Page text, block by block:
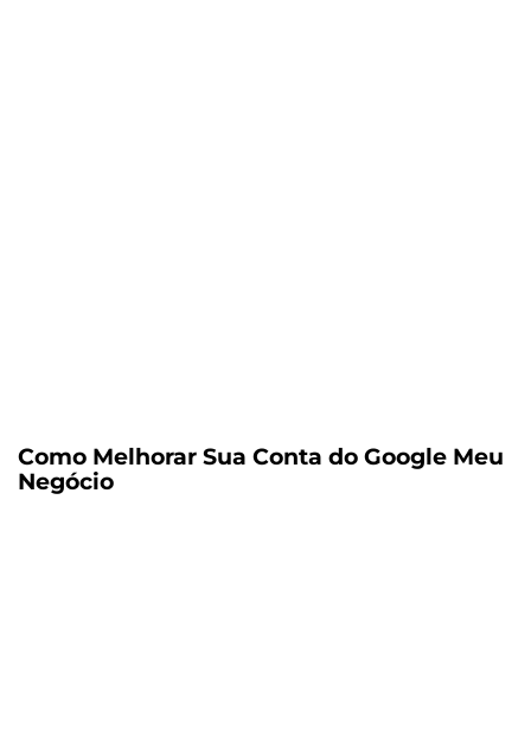
Como Melhorar Sua Conta do Google Meu
Negócio